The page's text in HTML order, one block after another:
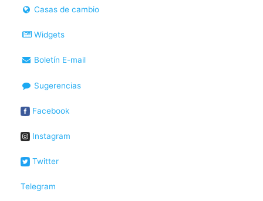
Casas de cambio
Widgets
Boletín E-mail
Sugerencias
Facebook
Instagram
Twitter
Telegram